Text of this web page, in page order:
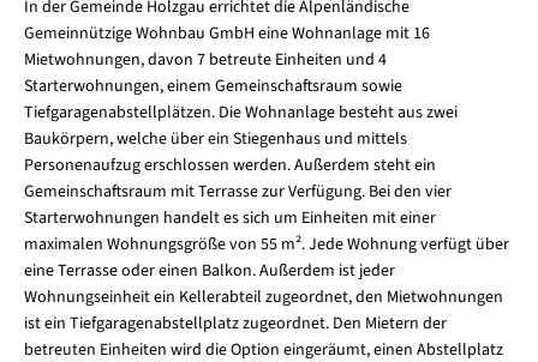
In der Gemeinde Holzgau errichtet die Alpenländische
Gemeinnützige Wohnbau GmbH eine Wohnanlage mit 16
Mietwohnungen, davon 7 betreute Einheiten und 4
Starterwohnungen, einem Gemeinschaftsraum sowie
Tiefgaragenabstellplätzen. Die Wohnanlage besteht aus zwei
Baukörpern, welche über ein Stiegenhaus und mittels
Personenaufzug erschlossen werden. Außerdem steht ein
Gemeinschaftsraum mit Terrasse zur Verfügung. Bei den vier
Starterwohnungen handelt es sich um Einheiten mit einer
maximalen Wohnungsgröße von 55 m². Jede Wohnung verfügt über
eine Terrasse oder einen Balkon. Außerdem ist jeder
Wohnungseinheit ein Kellerabteil zugeordnet, den Mietwohnungen
ist ein Tiefgaragenabstellplatz zugeordnet. Den Mietern der
betreuten Einheiten wird die Option eingeräumt, einen Abstellplatz